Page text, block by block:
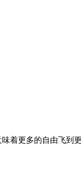
着更多的自由飞